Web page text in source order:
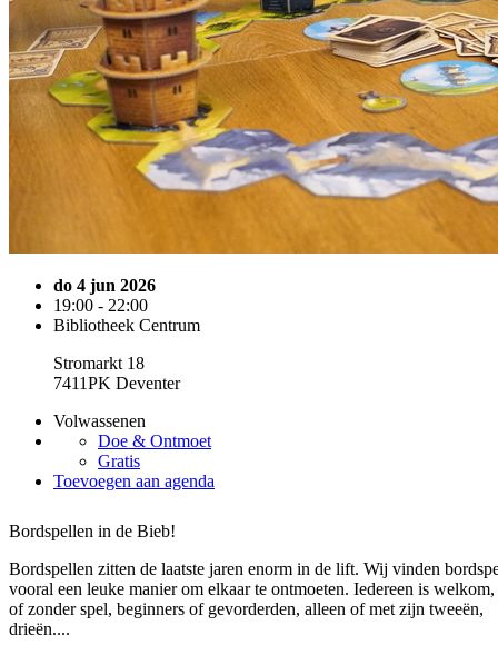
do 4 jun 2026
19:00 - 22:00
Bibliotheek Centrum
Stromarkt 18
7411PK Deventer
Volwassenen
Doe & Ontmoet
Gratis
Toevoegen aan agenda
Bordspellen in de Bieb!
Bordspellen zitten de laatste jaren enorm in de lift. Wij vinden
vooral een leuke manier om elkaar te ontmoeten. Iedereen is welkom,
of zonder spel, beginners of gevorderden, alleen of met zijn tweeën,
drieën....